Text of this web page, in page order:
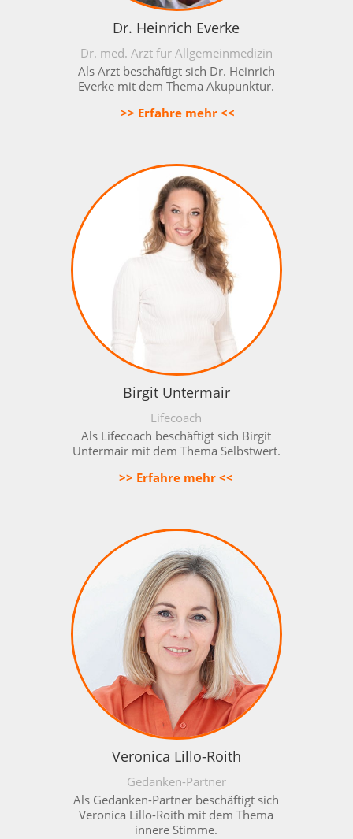
Dr. Heinrich Everke
Dr. med. Arzt für Allgemeinmedizin
Als Arzt beschäftigt sich Dr. Heinrich
Everke mit dem Thema Akupunktur.
>> Erfahre mehr <<
Birgit Untermair
Lifecoach
Als Lifecoach beschäftigt sich Birgit
Untermair mit dem Thema Selbstwert.
>> Erfahre mehr <<
Veronica Lillo-Roith
Gedanken-Partner
Als Gedanken-Partner beschäftigt sich
Veronica Lillo-Roith mit dem Thema
innere Stimme.